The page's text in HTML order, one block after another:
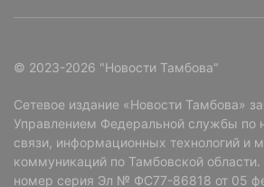
© 2023-2026 "Новости Тамбова"
Сетевое издание «Новости Тамбова»
Управлением Федеральной службы по
связи, информационных технологий и
коммуникаций по Тамбовской
номер серия Эл № ФС77-86818 от 05